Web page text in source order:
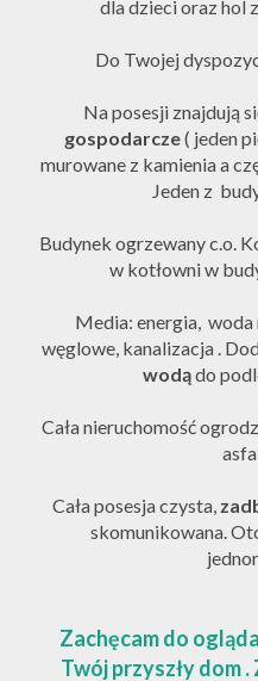
dla dzieci oraz hol
Do Twojej
Na posesji znajdują
gospodarcze( jeden
murowane z kamienia a
Jeden z
Budynek ogrzewany c.o.
w kotłowni w
Media: energia, woda
węglowe, kanalizacja .
wodądo
Cała nieruchomość
Cała posesja czysta,
skomunikowana.
Zachęcam do
Twój przyszły dom